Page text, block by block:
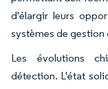
d'élargir leurs
systèmes de gestion
Les évolutions
détection. L'état